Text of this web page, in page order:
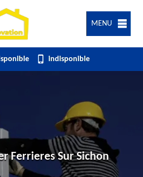
MENU
indisponible
Ferrieres Sur Sichon